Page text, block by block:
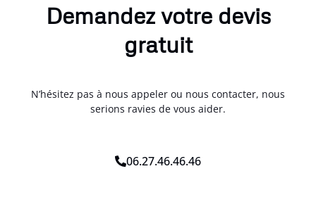
Demandez votre devis
gratuit
N’hésitez pas à nous appeler ou nous contacter, nous
serions ravies de vous aider.
06.27.46.46.46